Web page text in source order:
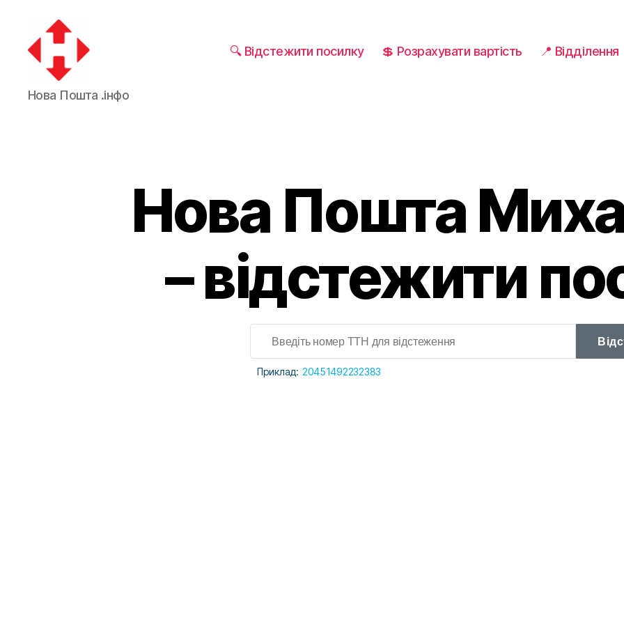
Нова Пошта .інфо
🔍 Відстежити посилку 💲 Розрахувати вартість 📍 Відділення
Нова Пошта
– відстежити
Приклад: 20451492232383